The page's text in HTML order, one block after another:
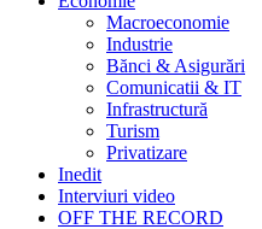
Macroeconomie
Industrie
Bănci & Asigurări
Comunicatii & IT
Infrastructură
Turism
Privatizare
Inedit
Interviuri video
OFF THE RECORD